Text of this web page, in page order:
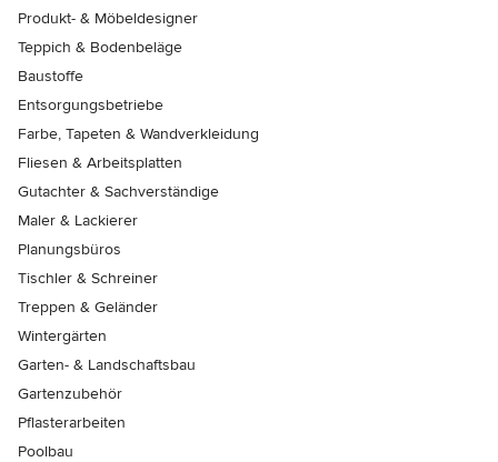
Produkt- & Möbeldesigner
Teppich & Bodenbeläge
Baustoffe
Entsorgungsbetriebe
Farbe, Tapeten & Wandverkleidung
Fliesen & Arbeitsplatten
Gutachter & Sachverständige
Maler & Lackierer
Planungsbüros
Tischler & Schreiner
Treppen & Geländer
Wintergärten
Garten- & Landschaftsbau
Gartenzubehör
Pflasterarbeiten
Poolbau